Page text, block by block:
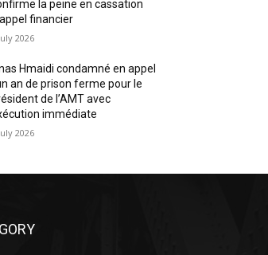
la peine en cassation
financier
2026
Hmaidi condamné en appel
an de prison ferme pour le
de l’AMT avec
immédiate
2026